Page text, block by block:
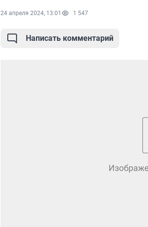
24 апреля 2024, 13:01 1 547
Написать комментарий